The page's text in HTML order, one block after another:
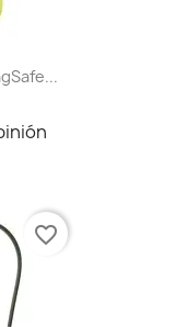
favorite_border